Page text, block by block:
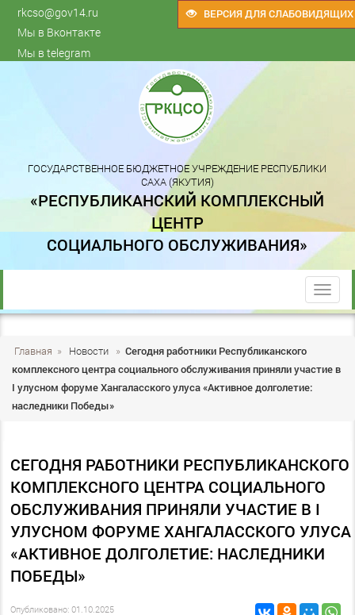
ВЕРСИЯ ДЛЯ СЛАБОВИДЯЩИХ
rkcso@gov14.ru
Мы в Вконтакте
Мы в telegram
ГОСУДАРСТВЕННОЕ БЮДЖЕТНОЕ УЧРЕЖДЕНИЕ РЕСПУБЛИКИ
САХА (ЯКУТИЯ)
«РЕСПУБЛИКАНСКИЙ КОМПЛЕКСНЫЙ
ЦЕНТР
СОЦИАЛЬНОГО ОБСЛУЖИВАНИЯ»
trk
Главная » Новости » Сегодня работники Республиканского
комплексного центра социального обслуживания приняли участие в
I улусном форуме Хангаласского улуса «Активное долголетие:
наследники Победы»
СЕГОДНЯ РАБОТНИКИ РЕСПУБЛИКАНСКОГО
КОМПЛЕКСНОГО ЦЕНТРА СОЦИАЛЬНОГО
ОБСЛУЖИВАНИЯ ПРИНЯЛИ УЧАСТИЕ В I
УЛУСНОМ ФОРУМЕ ХАНГАЛАССКОГО УЛУСА
«АКТИВНОЕ ДОЛГОЛЕТИЕ: НАСЛЕДНИКИ
ПОБЕДЫ»
Опубликовано: 01.10.2025